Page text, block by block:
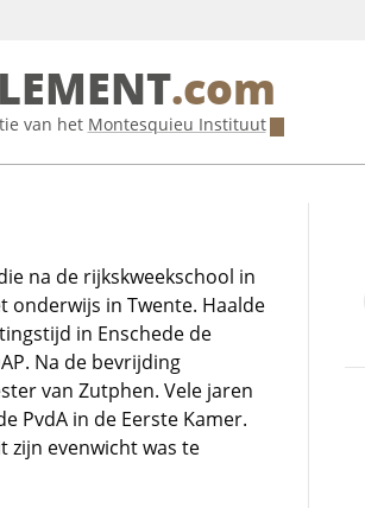
.com
van het Montesquieu Instituut
na de rijkskweekschool in
onderwijs in Twente. Haalde
in Enschede de
Na de bevrijding
van Zutphen. Vele jaren
PvdA in de Eerste Kamer.
zijn evenwicht was te